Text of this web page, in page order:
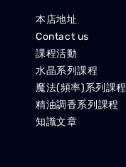
本店地址
Contact us
課程活動
水晶系列課程
魔法(頻率)系列課程
精油調香系列課程
知識文章